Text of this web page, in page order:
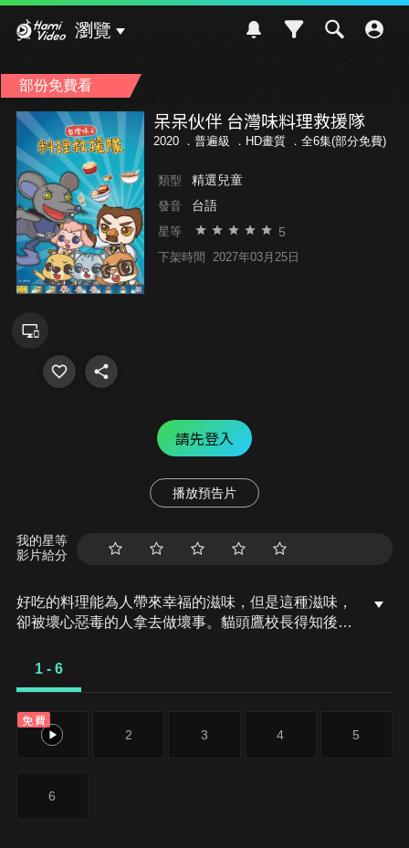
瀏覽
部份免費看
呆呆伙伴 台灣味料理救援隊
2020 ． 普遍級 ．HD畫質 ．全6集(部分免費)
類型 精選兒童
發音 台語
星等 5
下架時間 2027年03月25日
請先登入
播放預告片
我的星等
影片給分
好吃的料理能為人帶來幸福的滋味，但是這種滋味，
卻被壞心惡毒的人拿去做壞事。貓頭鷹校長得知後，
咪阿月、兔子小草、綿羊小雪。他們的任務就是保護
1 - 6
免費
1 2 3 4 5
6